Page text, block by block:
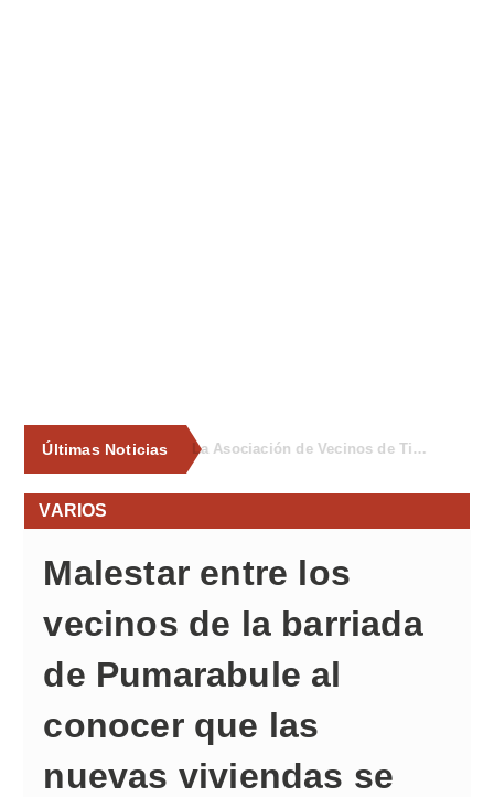
Últimas Noticias
VARIOS
Malestar entre los
vecinos de la barriada
de Pumarabule al
conocer que las
nuevas viviendas se